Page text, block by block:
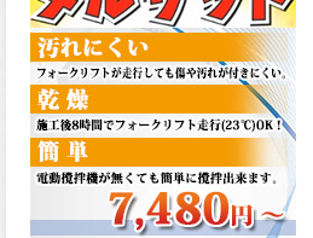
品質で高度な防水機能を発
揮、フローン11が新しく販売
開始致しました。ご購入はこ
ちらから。
2026.05.26
コンクリート特有の質感やム
ラ感と溶け合うように広がる
色彩が床と壁を印象的に仕上
げる、アクアカラー デュオト
ーンが新しく販売開始致しま